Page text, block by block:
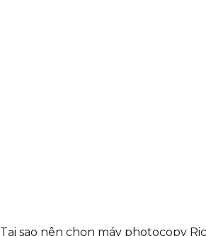
Tại sao nên chọn máy photocopy